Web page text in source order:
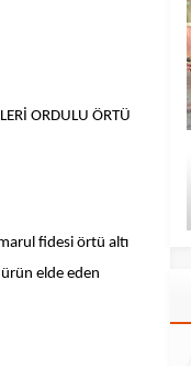
ORDULU ÖRTÜ
fidesi örtü altı
elde eden